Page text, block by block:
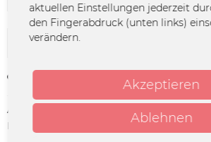
Artikel-Nr.:
FURY-0135
Herstellerinfo:
MERCHCOWBOY
aktuellen Einstellungen jederzeit
den Fingerabdruck (unten links)
verändern.
Akzeptieren
Ablehnen